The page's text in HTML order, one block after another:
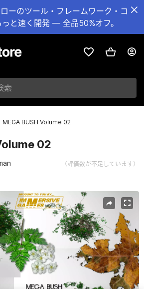
ーのツール・フレームワーク・コ
と速く開発 — 全品50%オフ。
MEGA BUSH Volume 02
02
（評価数が不足しています）